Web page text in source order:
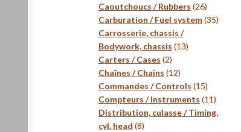
produits
Caoutchoucs / Rubbers 2626
produits
Carburation / Fuel system 3535
Carrosserie, chassis /
Bodywork, chassis 1313
Carters / Cases 22
produits
Chaînes / Chains 1212
produits
Commandes / Controls 1515
produits
Compteurs / Instruments 1111
produits
Distribution, culasse / Timing,
cyl. head 88